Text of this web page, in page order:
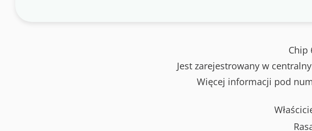
Chip
Jest zarejestrowany w
Więcej informacji pod